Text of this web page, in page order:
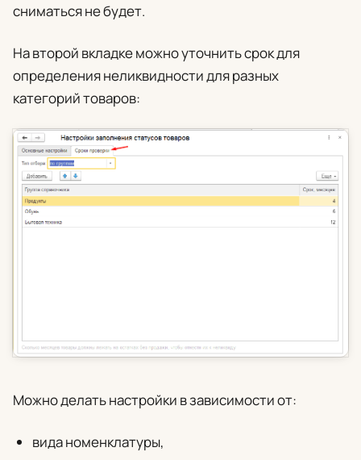
сниматься не будет.
На второй вкладке можно уточнить срок для
определения неликвидности для разных
категорий товаров:
Можно делать настройки в зависимости от:
вида номенклатуры,